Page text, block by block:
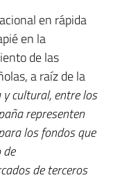
en rápida
en la
de las
a raíz de la
cultural, entre los
representen
los fondos que
de terceros